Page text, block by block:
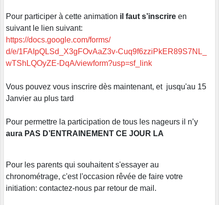
Pour participer à cette animation il faut s’inscrire en
suivant le lien suivant:
https://docs.google.com/forms/
d/e/1FAIpQLSd_X3gFOvAaZ3v-Cuq9f6zziPkER89S7NL_
wTShLQOyZE-DqA/viewform?usp=sf_link
Vous pouvez vous inscrire dès maintenant, et jusqu'au 15
Janvier au plus tard
Pour permettre la participation de tous les nageurs il n’y
aura PAS D’ENTRAINEMENT CE JOUR LA
Pour les parents qui souhaitent s'essayer au
chronométrage, c'est l'occasion rêvée de faire votre
initiation: contactez-nous par retour de mail.